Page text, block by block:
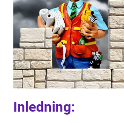
Inledning: